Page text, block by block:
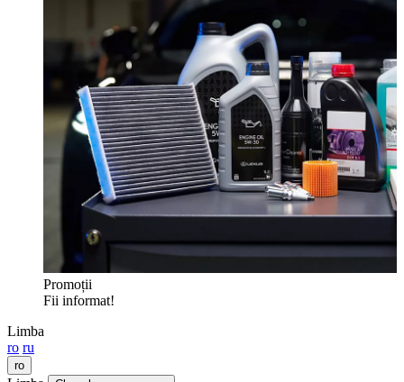
Promoții
Fii informat!
Limba
ro ru
ro